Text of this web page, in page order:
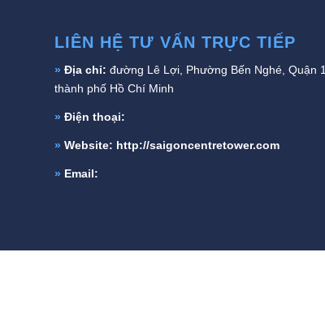
LIÊN HỆ TƯ VẤN TRỰC TIẾP
» Địa chỉ: đường Lê Lợi, Phường Bến Nghé, Quận 1,
thành phố Hồ Chí Minh
» Điện thoại:
» Website: http://saigoncentretower.com
» Email: